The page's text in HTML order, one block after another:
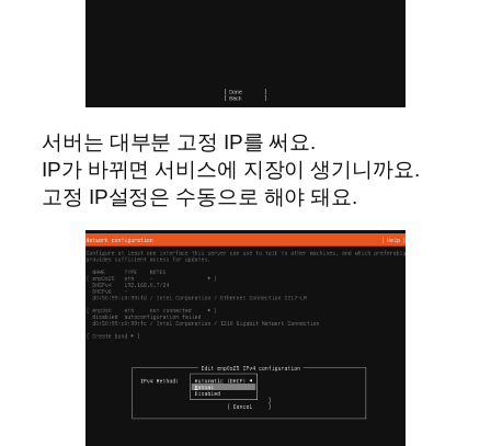
서버는 대부분 고정 IP를 써요.
IP가 바뀌면 서비스에 지장이 생기니까요.
고정 IP설정은 수동으로 해야 돼요.